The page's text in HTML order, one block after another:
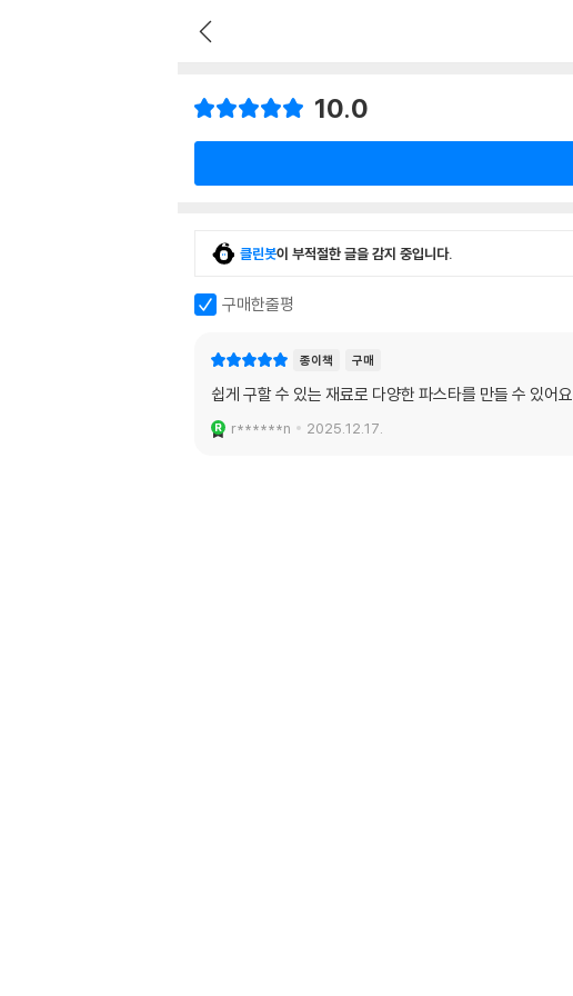
10.0
클린봇이 부적절한 글을 감지 중입니다.
구매한줄평
종이책 구매
쉽게 구할 수 있는 재료로 다양한 파스타를 만들 수 있어요
r******n 2025.12.17.